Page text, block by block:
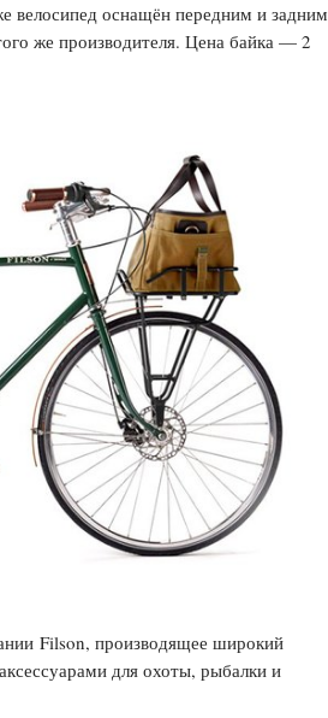
велосипед оснащён передним и задним
же производителя. Цена байка — 2
Filson, производящее широкий
для охоты, рыбалки и